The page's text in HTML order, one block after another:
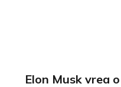
Elon Musk vrea